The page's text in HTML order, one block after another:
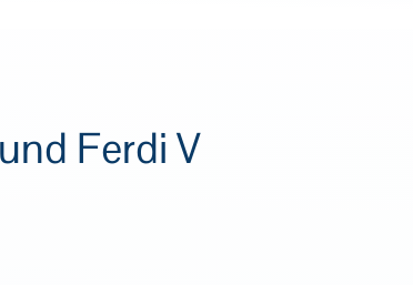
Ferdi V